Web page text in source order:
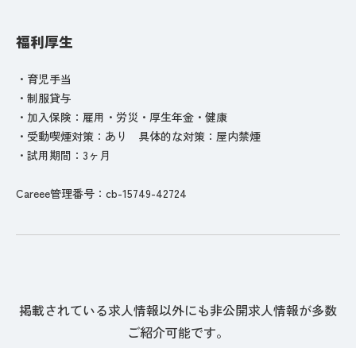
福利厚生
・育児手当
・制服貸与
・加入保険：雇用・労災・厚生年金・健康
・受動喫煙対策：あり 具体的な対策：屋内禁煙
・試用期間：3ヶ月
Careee管理番号：cb-15749-42724
掲載されている求人情報以外にも非公開求人情報が多数
ご紹介可能です。